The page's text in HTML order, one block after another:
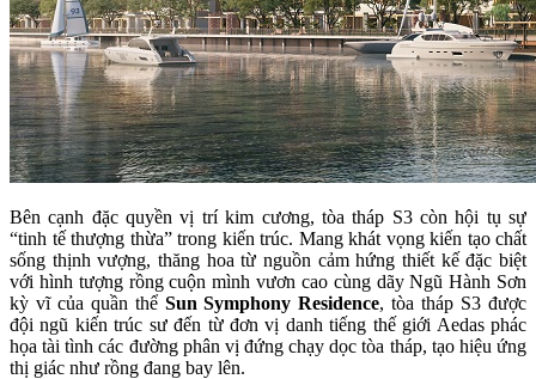
Bên cạnh đặc quyền vị trí kim cương, tòa tháp S3 còn hội tụ sự
“tinh tế thượng thừa” trong kiến trúc. Mang khát vọng kiến tạo chất
sống thịnh vượng, thăng hoa từ nguồn cảm hứng thiết kế đặc biệt
với hình tượng rồng cuộn mình vươn cao cùng dãy Ngũ Hành Sơn
kỳ vĩ của quần thểSun Symphony Residence, tòa tháp S3 được
đội ngũ kiến trúc sư đến từ đơn vị danh tiếng thế giới Aedas phác
họa tài tình các đường phân vị đứng chạy dọc tòa tháp, tạo hiệu ứng
thị giác như rồng đang bay lên.